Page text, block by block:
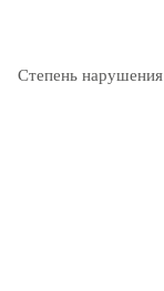
Степень